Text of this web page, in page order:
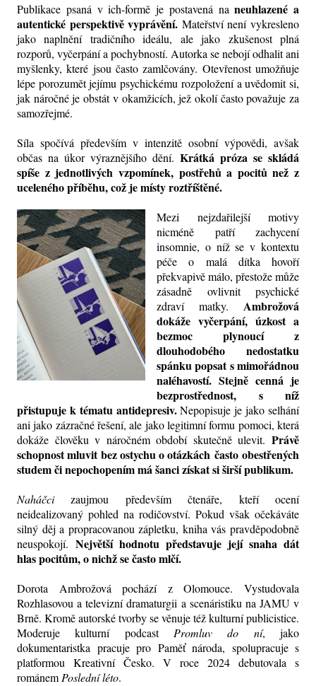
Publikace psaná v ich-formě je postavená naneuhlazené a
autentické perspektivě vyprávění. Mateřství není vykresleno
jakonaplnění tradičního ideálu, ale jako zkušenost plná
rozporů, vyčerpání a pochybností. Autorka se nebojí odhalit ani
myšlenky, které jsou často zamlčovány. Otevřenost umožňuje
lépe porozumět jejímu psychickému rozpoložení a uvědomit si,
jak náročné je obstát v okamžicích, jež okolí často považuje za
samozřejmé.
Síla spočívá především v intenzitě osobní výpovědi, avšak
občas na úkor výraznějšího dění. Krátká próza se skládá
spíše z jednotlivých vzpomínek, postřehů a pocitů než z
uceleného příběhu, což je místyroztříštěné.
Mezi nejzdařilejší motivy
nicméně patří zachycení
insomnie, o níž se v kontextu
péče o malá dítka hovoří
překvapivě málo, přestože může
zásadně ovlivnit psychické
zdraví matky. Ambrožová
dokáže vyčerpání, úzkost a
bezmoc plynoucí z
dlouhodobého nedostatku
spánku popsat s mimořádnou
naléhavostí. Stejně cenná je
bezprostřednost, s níž
přistupuje k tématu antidepresiv.Nepopisuje je jako selhání
ani jako zázračné řešení, ale jako legitimní formu pomoci, která
dokáže člověku v náročném období skutečně ulevit. Právě
schopnost mluvit bez ostychu o otázkách častoobestřených
studem či nepochopením má šanci získat si širší publikum.
Naháčcizaujmou především čtenáře, kteří ocení
neidealizovaný pohled na rodičovství. Pokud však očekáváte
silný děj a propracovanou zápletku, kniha vás pravděpodobně
neuspokojí. Největší hodnotu představuje její snaha dát
hlas pocitům, o nichž se často mlčí.
Dorota Ambrožová pochází z Olomouce. Vystudovala
Rozhlasovou a televizní dramaturgii a scenáristiku na JAMU v
Brně. Kromě autorské tvorby se věnuje též kulturní publicistice.
Moderuje kulturní podcast Promluv do ní, jako
dokumentaristka pracuje pro Paměť národa, spolupracuje s
platformou Kreativní Česko. V roce 2024 debutovala s
románem Poslední léto.